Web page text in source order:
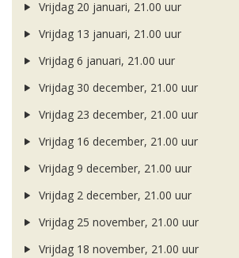
Vrijdag 20 januari, 21.00 uur
Vrijdag 13 januari, 21.00 uur
Vrijdag 6 januari, 21.00 uur
Vrijdag 30 december, 21.00 uur
Vrijdag 23 december, 21.00 uur
Vrijdag 16 december, 21.00 uur
Vrijdag 9 december, 21.00 uur
Vrijdag 2 december, 21.00 uur
Vrijdag 25 november, 21.00 uur
Vrijdag 18 november, 21.00 uur